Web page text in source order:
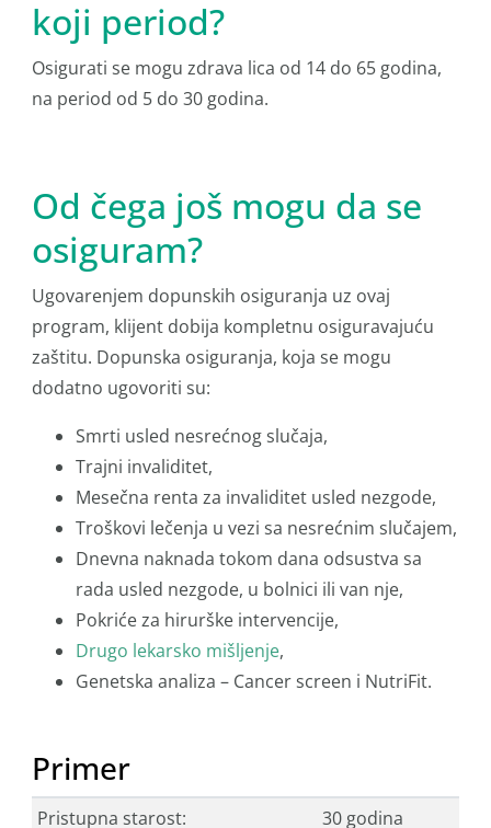
koji period?
Osigurati se mogu zdrava lica od 14 do 65 godina,
na period od 5 do 30 godina.
Od čega još mogu da se
osiguram?
Ugovarenjem dopunskih osiguranja uz ovaj
program, klijent dobija kompletnu osiguravajuću
zaštitu. Dopunska osiguranja, koja se mogu
dodatno ugovoriti su:
Smrti usled nesrećnog slučaja,
Trajni invaliditet,
Mesečna renta za invaliditet usled nezgode,
Troškovi lečenja u vezi sa nesrećnim slučajem,
Dnevna naknada tokom dana odsustva sa
rada usled nezgode, u bolnici ili van nje,
Pokriće za hirurške intervencije,
Drugo lekarsko mišljenje,
Genetska analiza – Cancer screen i NutriFit.
Primer
Pristupna starost: 30 godina